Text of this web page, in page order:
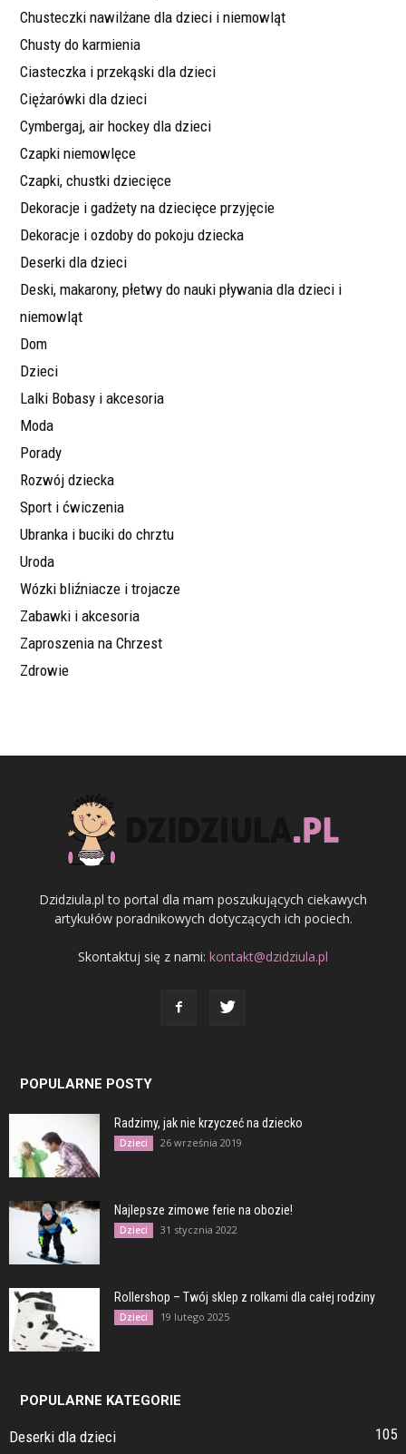
Chusteczki nawilżane dla dzieci i niemowląt
Chusty do karmienia
Ciasteczka i przekąski dla dzieci
Ciężarówki dla dzieci
Cymbergaj, air hockey dla dzieci
Czapki niemowlęce
Czapki, chustki dziecięce
Dekoracje i gadżety na dziecięce przyjęcie
Dekoracje i ozdoby do pokoju dziecka
Deserki dla dzieci
Deski, makarony, płetwy do nauki pływania dla dzieci i
niemowląt
Dom
Dzieci
Lalki Bobasy i akcesoria
Moda
Porady
Rozwój dziecka
Sport i ćwiczenia
Ubranka i buciki do chrztu
Uroda
Wózki bliźniacze i trojacze
Zabawki i akcesoria
Zaproszenia na Chrzest
Zdrowie
Dzidziula.pl to portal dla mam poszukujących ciekawych
artykułów poradnikowych dotyczących ich pociech.
Skontaktuj się z nami: kontakt@dzidziula.pl
POPULARNE POSTY
Radzimy, jak nie krzyczeć na dziecko
Dzieci 26 września 2019
Najlepsze zimowe ferie na obozie!
Dzieci 31 stycznia 2022
Rollershop – Twój sklep z rolkami dla całej rodziny
Dzieci 19 lutego 2025
POPULARNE KATEGORIE
Deserki dla dzieci
105